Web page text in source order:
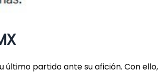
último partido ante su afición. Con ello,